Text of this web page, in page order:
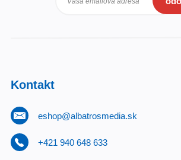
Kontakt
eshop@albatrosmedia.sk
+421 940 648 633